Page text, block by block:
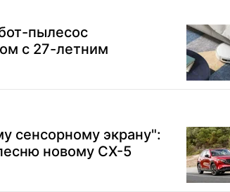
пылесос
с 27-летним
сенсорному экрану":
новому CX-5